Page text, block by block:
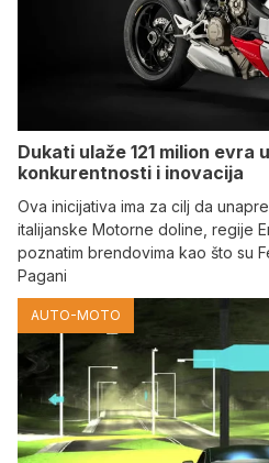
Dukati ulaže 121 milion evra
konkurentnosti i inovacija
Ova inicijativa ima za cilj da
italijanske Motorne doline, regije
poznatim brendovima kao što su
Pagani
AUTO-MOTO